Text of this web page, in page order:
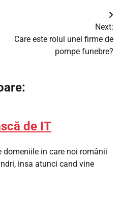
Next:
Care este rolul unei firme de
pompe funebre?
de IT
domeniile in care noi românii
insa atunci cand vine